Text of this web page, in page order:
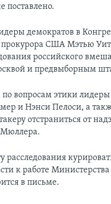
поставлено.
демократов в
прокурора США Мэтью
российского
и предвыборным
вопросам этики лидеры
и Нэнси Пелоси, а
отстраниться от
Мюллера.
к работе
в письме.